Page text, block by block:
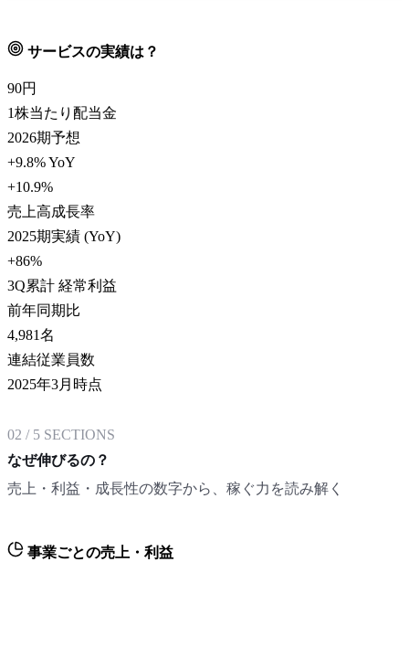
サービスの実績は？
90円
1株当たり配当金
2026期予想
+9.8% YoY
+10.9%
売上高成長率
2025期実績 (YoY)
+86%
3Q累計 経常利益
前年同期比
4,981名
連結従業員数
2025年3月時点
02 / 5 SECTIONS
なぜ伸びるの？
売上・利益・成長性の数字から、稼ぐ力を読み解く
事業ごとの売上・利益